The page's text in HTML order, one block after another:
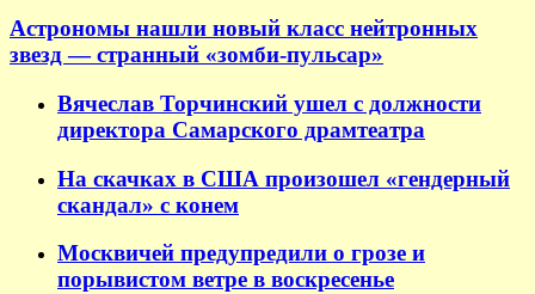
Астрономы нашли новый класс нейтронных
звезд — странный «зомби-пульсар»
Вячеслав Торчинский ушел с должности
директора Самарского драмтеатра
На скачках в США произошел «гендерный
скандал» с конем
Москвичей предупредили о грозе и
порывистом ветре в воскресенье